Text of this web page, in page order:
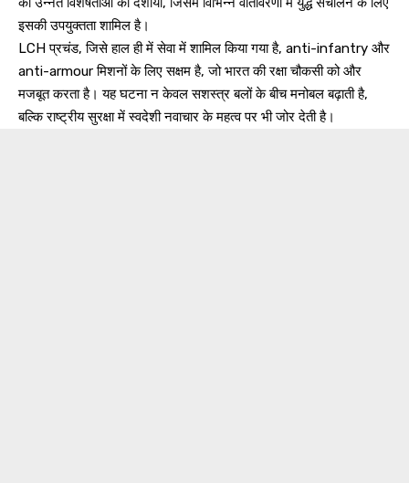
इसकी उपयुक्तता शामिल है।
LCH प्रचंड, जिसे हाल ही में सेवा में शामिल किया गया है, anti-infantry और
anti-armour मिशनों के लिए सक्षम है, जो भारत की रक्षा चौकसी को और
मजबूत करता है। यह घटना न केवल सशस्त्र बलों के बीच मनोबल बढ़ाती है,
बल्कि राष्ट्रीय सुरक्षा में स्वदेशी नवाचार के महत्व पर भी जोर देती है।